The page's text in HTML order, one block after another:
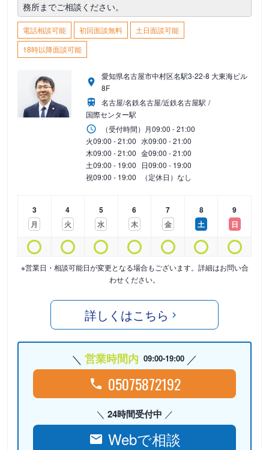
務所までご相談ください。
電話相談可能 初回面談無料
土日面談可能
18時以降面談可能
愛知県名古屋市中村区名駅3-22-8 大東海ビル
8F
名古屋/名鉄名古屋/近鉄名古屋駅
国際センター駅
（受付時間） 月09:00 - 21:00
火09:00 - 21:00 水09:00 - 21:00
木09:00 - 21:00 金09:00 - 21:00
土09:00 - 19:00 日09:00 - 19:00
祝09:00 - 19:00 （定休日）なし
3
月
4
火
5
水
6
木
7
金
8
土
9
日
※営業日・相談可能日が変更となる場合もございます。詳細はお問い合
わせください。
詳しくはこちら
営業時間内 09:00-19:00
05075872192
24時間受付中
Webで相談